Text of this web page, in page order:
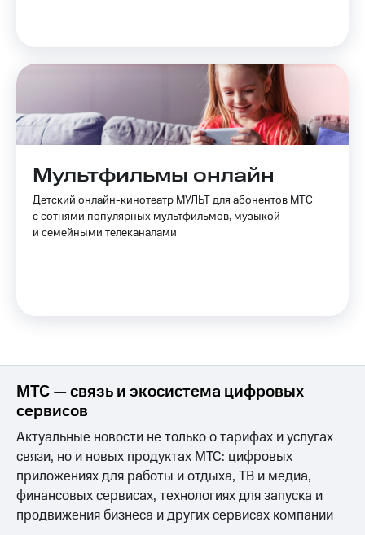
Мультфильмы онлайн
Детский онлайн-кинотеатр МУЛЬТ для абонентов МТС
с сотнями популярных мультфильмов, музыкой
и семейными телеканалами
МТС — связь и экосистема цифровых
сервисов
Актуальные новости не только о тарифах и услугах
связи, но и новых продуктах МТС: цифровых
приложениях для работы и отдыха, ТВ и медиа,
финансовых сервисах, технологиях для запуска и
продвижения бизнеса и других сервисах компании